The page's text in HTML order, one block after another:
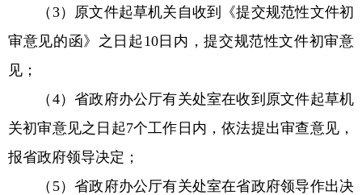
（3）原文件起草机关自收到《提交规范性文件初
审意见的函》之日起10日内，提交规范性文件初审意
见；
（4）省政府办公厅有关处室在收到原文件起草机
关初审意见之日起7个工作日内，依法提出审查意见，
报省政府领导决定；
（5）省政府办公厅有关处室在省政府领导作出决